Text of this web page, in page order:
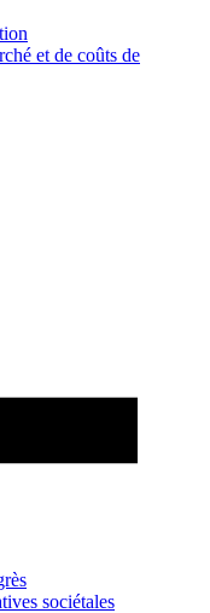
et de coûts de
sociétales